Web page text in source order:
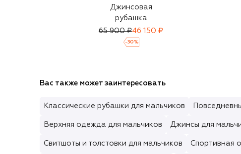
Джинсовая
рубашка
65 900 ₽46 150 ₽
-30 %
Вас также может заинтересовать
Классические рубашки для мальчиков
Верхняя одежда для мальчиков Джинсы для
Свитшоты и толстовки для мальчиков Спортивная